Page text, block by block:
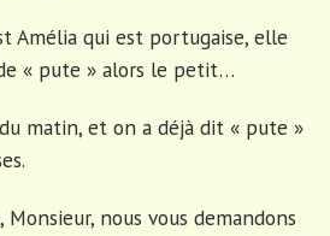
Amélia qui est portugaise, elle
« pute » alors le petit…
matin, et on a déjà dit « pute »
Monsieur, nous vous demandons